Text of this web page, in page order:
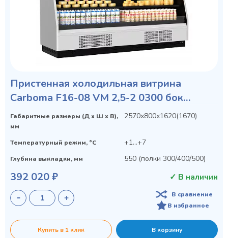
Пристенная холодильная витрина
Carboma F16-08 VM 2,5-2 0300 бок
металл
Габаритные размеры (Д х Ш х В),
мм
2570х800х1620(1670)
Температурный режим, °C +1...+7
Глубина выкладки, мм 550 (полки 300/400/500)
392 020 ₽ ✓ В наличии
В сравнение
В избранное
Купить в 1 клик В корзину